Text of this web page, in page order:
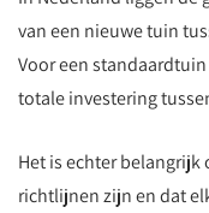
van een nieuwe tuin
Voor een
totale investering
Het is echter
richtlijnen zijn en dat